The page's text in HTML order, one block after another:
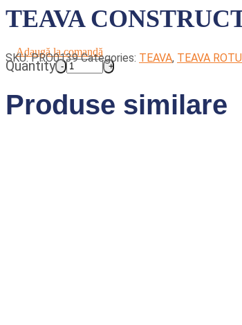
TEAVA
Adaugă la comandă
Quantity
SKU:PRO0139 Categories: TEAVA, TEAVA
Produse similare